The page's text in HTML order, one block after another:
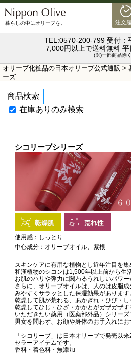
注文
暮らしの中にオリーブを。
TEL:0570-200-799 受付：
7,000円以上で送料無料
(※)一部商品除く
オリーブ化粧品の日本オリーブ公式通販 >
ーズ
商品検索
在庫ありのみ検索
シコリーブシリーズ
使用感：しっとり
中心成分：オリーブオイル、紫根
スキンケアに有用な植物とし近年注目を集
和漢植物のシコンは1,500年以上前から生
お肌のハリや弾力に関わるうれしいパワー
さらに、オリーブオイルは、人のは皮脂
みやすくサラッとした保湿効果があります
乾燥して肌が荒れる、あかぎれ・ひび・し
乾燥してひじ・ひざ・かかとがガザガザ
いただきたい薬用（医薬部外品）シリーズ
男女を問わず、お顔や身体のお手入れにお
「シコリーブ」は日本オリーブで発売以
セラーアイテムです。
香料・着色料・無添加